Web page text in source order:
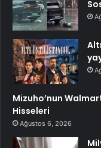
Mizuho’nun
Hisseleri
Ağustos 6, 2026